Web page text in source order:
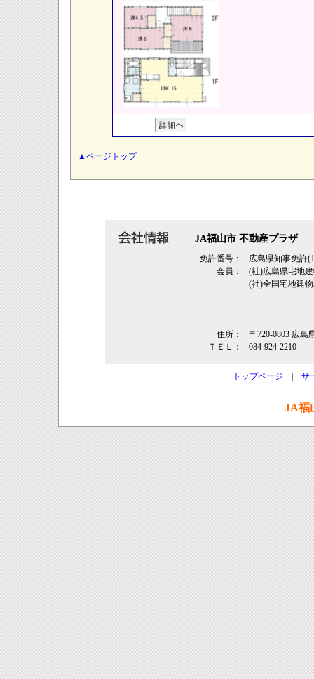
▲ページトップ
JA福山市 不動産プラザ
免許番号：
広島県知事免許
会員：
(社)広島県宅地
(社)全国宅地建
住所：
〒720-0803 広島
ＴＥＬ：
084-924-2210
トップページ サ
JA福